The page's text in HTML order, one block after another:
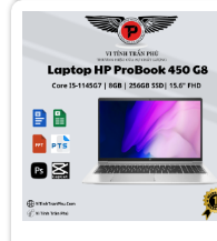
Iris® Xe Graphics Màn
hình: 13.3" FHD (1920 x 1080),
IPS, Narrow Bezel, anti-glare,
250 nits, 45% NTSC Kết
nối: 1x Thunderbolt™ 4; 2x
USB Type-A; 1x HDMI 2.1; 1x
RJ-45; 1x
headphone/microphone
combo jack Trọng
lượng: 1.28kg Loại Pin: 58 Wh
Lithium-Ion